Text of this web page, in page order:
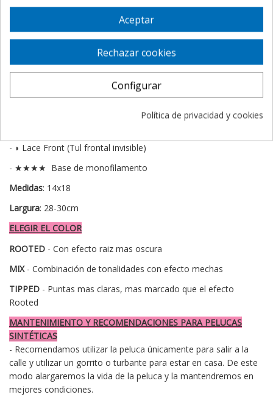
Gracias al efecto memoria de la fibra, el peinado se mantiene
- La fibra de alta temperatura tiene mayor tolerancia al calor
(hasta 160º, lo que nos permite utilizar secador o plancha para
modificar el peinado, rizarlo o alisarlo.
- ◗ Lace Front (Tul frontal invisible)
- ★★★★ Base de monofilamento
Medidas: 14x18
Largura: 28-30cm
ELEGIR EL COLOR
ROOTED - Con efecto raiz mas oscura
MIX - Combinación de tonalidades con efecto mechas
TIPPED - Puntas mas claras, mas marcado que el efecto
Rooted
MANTENIMIENTO Y RECOMENDACIONES PARA PELUCAS
SINTÉTICAS
- Recomendamos utilizar la peluca únicamente para salir a la
calle y utilizar un gorrito o turbante para estar en casa. De este
modo alargaremos la vida de la peluca y la mantendremos en
mejores condiciones.
Aceptar
Rechazar cookies
Configurar
Política de privacidad y cookies